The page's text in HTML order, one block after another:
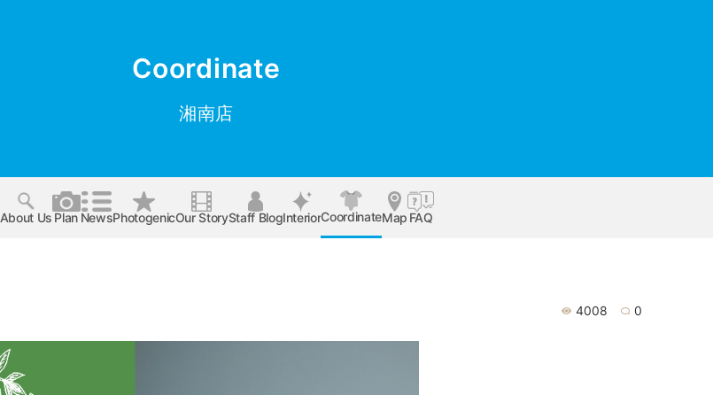
Coordinate
湘南店
About Us Plan NewsPhotogenicOur StoryStaff BlogInteriorCoordinateMap FAQ
4008 0